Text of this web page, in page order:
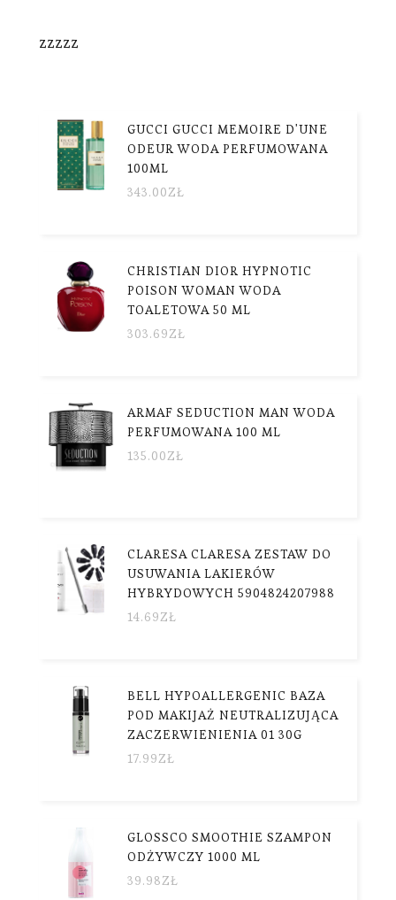
zzzzz
GUCCI GUCCI MEMOIRE D'UNE
ODEUR WODA PERFUMOWANA
100ML
343.00ZŁ
CHRISTIAN DIOR HYPNOTIC
POISON WOMAN WODA
TOALETOWA 50 ML
303.69ZŁ
ARMAF SEDUCTION MAN WODA
PERFUMOWANA 100 ML
135.00ZŁ
CLARESA CLARESA ZESTAW DO
USUWANIA LAKIERÓW
HYBRYDOWYCH 5904824207988
14.69ZŁ
BELL HYPOALLERGENIC BAZA
POD MAKIJAŻ NEUTRALIZUJĄCA
ZACZERWIENIENIA 01 30G
17.99ZŁ
GLOSSCO SMOOTHIE SZAMPON
ODŻYWCZY 1000 ML
39.98ZŁ